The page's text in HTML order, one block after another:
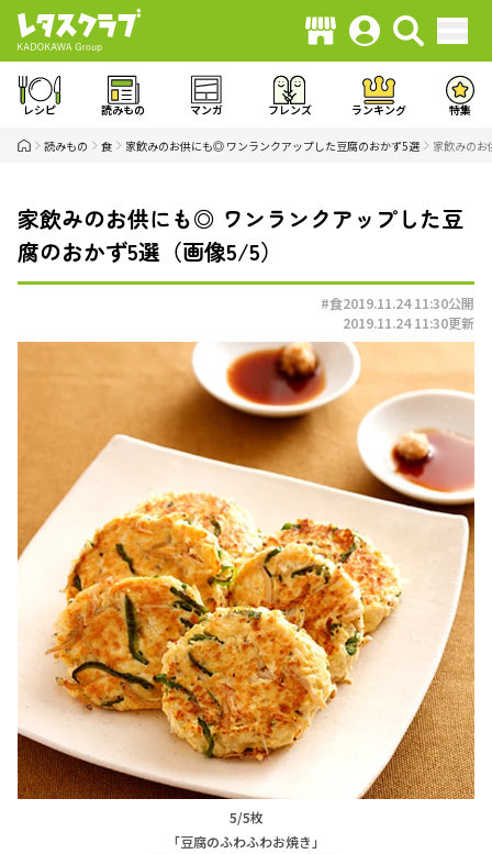
レシピ 読みもの マンガ フレンズ ランキング 特集
読みもの 食 家飲みのお供にも◎ ワンランクアップした豆腐のおかず5選 家飲みの
家飲みのお供にも◎ ワンランクアップした豆
腐のおかず5選（画像5/5）
#食2019.11.24 11:30公開
2019.11.24 11:30更新
5/5枚
「豆腐のふわふわお焼き」